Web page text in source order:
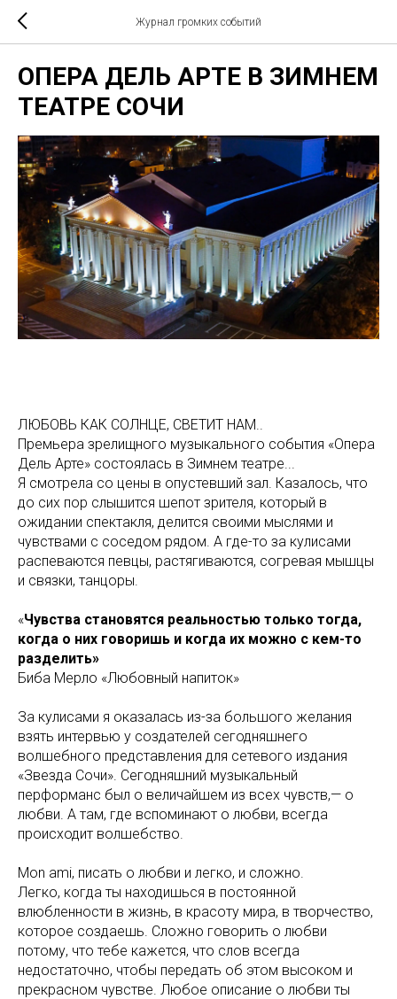
Журнал громких событий
ОПЕРА ДЕЛЬ АРТЕ В ЗИМНЕМ
ТЕАТРЕ СОЧИ
ЛЮБОВЬ КАК СОЛНЦЕ, СВЕТИТ НАМ..
Премьера зрелищного музыкального события «Опера
Дель Арте» состоялась в Зимнем театре...
Я смотрела со цены в опустевший зал. Казалось, что
до сих пор слышится шепот зрителя, который в
ожидании спектакля, делится своими мыслями и
чувствами с соседом рядом. А где-то за кулисами
распеваются певцы, растягиваются, согревая мышцы
и связки, танцоры.
«Чувства становятся реальностью только тогда,
когда о них говоришь и когда их можно с кем-то
разделить»
Биба Мерло «Любовный напиток»
За кулисами я оказалась из-за большого желания
взять интервью у создателей сегодняшнего
волшебного представления для сетевого издания
«Звезда Сочи». Сегодняшний музыкальный
перформанс был о величайшем из всех чувств,— о
любви. А там, где вспоминают о любви, всегда
происходит волшебство.
Mon ami, писать о любви и легко, и сложно.
Легко, когда ты находишься в постоянной
влюбленности в жизнь, в красоту мира, в творчество,
которое создаешь. Сложно говорить о любви
потому, что тебе кажется, что слов всегда
недостаточно, чтобы передать об этом высоком и
прекрасном чувстве. Любое описание о любви ты